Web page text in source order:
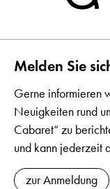
Melden Sie
Gerne informieren
Neuigkeiten rund
Cabaret“ zu
und kann jederzeit
zur Anmeldung